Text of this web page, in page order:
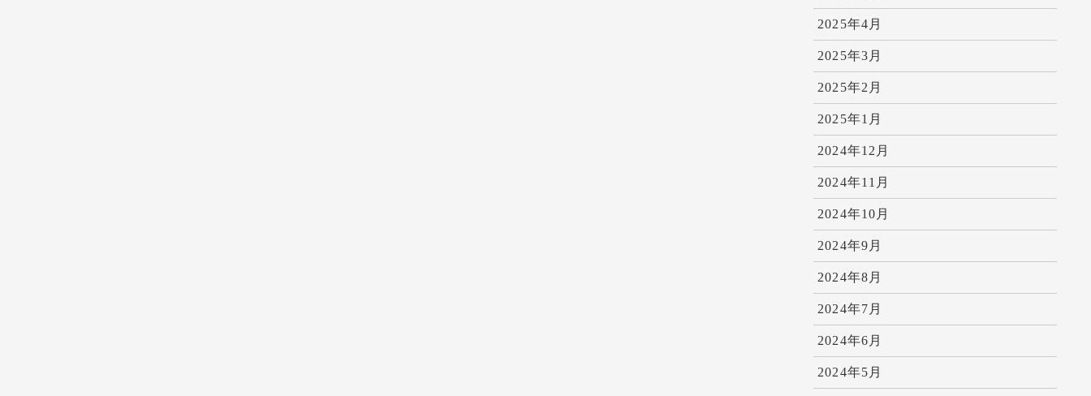
2025年4月
2025年3月
2025年2月
2025年1月
2024年12月
2024年11月
2024年10月
2024年9月
2024年8月
2024年7月
2024年6月
2024年5月